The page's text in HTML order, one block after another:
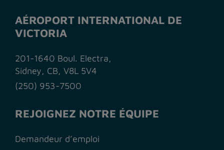
AÉROPORT INTERNATIONAL DE
VICTORIA
201-1640 Boul. Electra,
Sidney, CB, V8L 5V4
(250) 953-7500
REJOIGNEZ NOTRE ÉQUIPE
Demandeur d’emploi